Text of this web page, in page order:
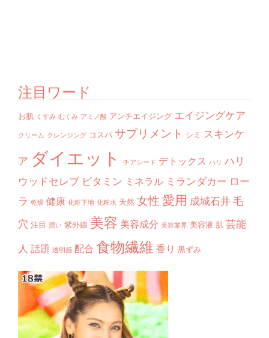
注目ワード
お肌 くすみ むくみ アミノ酸 アンチエイジング エイジングケア
クリーム クレンジング コスパ サプリメント シミ スキンケ
ア ダイエット チアシード デトックス ハリ ハリ
ウッドセレブ ビタミン ミネラル ミランダカー ロー
ラ 乾燥 健康 化粧下地 化粧水 天然 女性愛用 成城石井毛
穴 注目 潤い 紫外線 美容 美容成分 美容業界 美容液 肌 芸能
人 話題 透明感 配合 食物繊維 香り 黒ずみ